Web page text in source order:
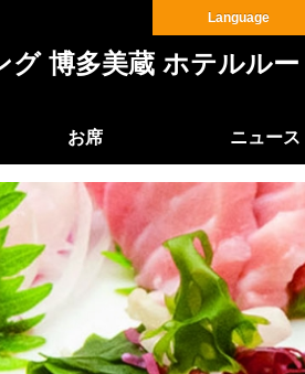
博多美蔵 ホテルルー
お席 ニュース
Language